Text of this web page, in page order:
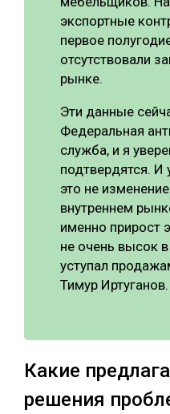
экспортные
первое
отсутствовали
рынке.
Эти данные
Федеральная
служба, и я
подтвердятся. И
это не
внутреннем
именно прирост
не очень высок
уступал
Тимур Иртуганов.
Какие
решения